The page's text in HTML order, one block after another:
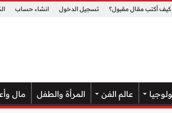
كيف أكتب مقال مقبول؟ تسجيل الدخول انشاء حساب
عالم الفن المرأة والطفل مال